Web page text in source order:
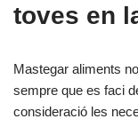
toves en
Mastegar aliments
sempre que es faci
consideració les